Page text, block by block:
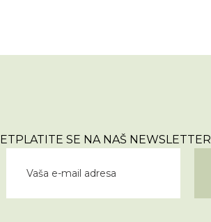
SE NA NAŠ NEWSLETTER